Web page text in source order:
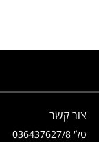
צור קשר
טל' 036437627/8